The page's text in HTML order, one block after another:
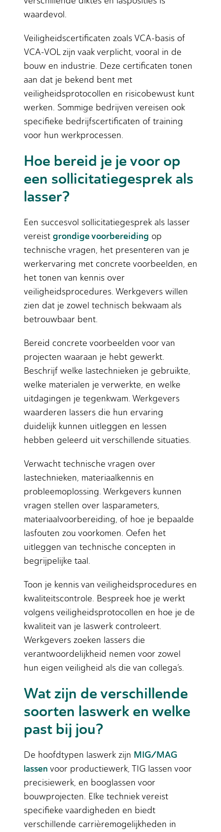
waardevol.
Veiligheidscertificaten zoals VCA-basis of
VCA-VOL zijn vaak verplicht, vooral in de
bouw en industrie. Deze certificaten tonen
aan dat je bekend bent met
veiligheidsprotocollen en risicobewust kunt
werken. Sommige bedrijven vereisen ook
specifieke bedrijfscertificaten of training
voor hun werkprocessen.
Hoe bereid je je voor op
een sollicitatiegesprek als
lasser?
Een succesvol sollicitatiegesprek als lasser
vereist grondige voorbereiding op
technische vragen, het presenteren van je
werkervaring met concrete voorbeelden, en
het tonen van kennis over
veiligheidsprocedures. Werkgevers willen
zien dat je zowel technisch bekwaam als
betrouwbaar bent.
Bereid concrete voorbeelden voor van
projecten waaraan je hebt gewerkt.
Beschrijf welke lastechnieken je gebruikte,
welke materialen je verwerkte, en welke
uitdagingen je tegenkwam. Werkgevers
waarderen lassers die hun ervaring
duidelijk kunnen uitleggen en lessen
hebben geleerd uit verschillende situaties.
Verwacht technische vragen over
lastechnieken, materiaalkennis en
probleemoplossing. Werkgevers kunnen
vragen stellen over lasparameters,
materiaalvoorbereiding, of hoe je bepaalde
lasfouten zou voorkomen. Oefen het
uitleggen van technische concepten in
begrijpelijke taal.
Toon je kennis van veiligheidsprocedures en
kwaliteitscontrole. Bespreek hoe je werkt
volgens veiligheidsprotocollen en hoe je de
kwaliteit van je laswerk controleert.
Werkgevers zoeken lassers die
verantwoordelijkheid nemen voor zowel
hun eigen veiligheid als die van collega’s.
Wat zijn de verschillende
soorten laswerk en welke
past bij jou?
De hoofdtypen laswerk zijn MIG/MAG
lassen voor productiewerk, TIG lassen voor
precisiewerk, en booglassen voor
bouwprojecten. Elke techniek vereist
specifieke vaardigheden en biedt
verschillende carrièremogelijkheden in